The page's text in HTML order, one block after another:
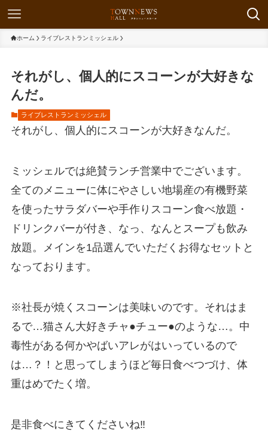
ホーム ライブレストランミッシェル
それがし、個人的にスコーンが大好きな
んだ。
ライブレストランミッシェル
それがし、個人的にスコーンが大好きなんだ。
ミッシェルでは絶賛ランチ営業中でございます。
全てのメニューに体にやさしい地場産の有機野菜
を使ったサラダバーや手作りスコーン食べ放題・
ドリンクバーが付き、なっ、なんとスープも飲み
放題。メインを1品選んでいただくお得なセットと
なっております。
※社長が焼くスコーンは美味いのです。それはま
るで…猫さん大好きチャ●チュー●のような…。中
毒性がある何かやばいアレがはいっているので
は…？！と思ってしまうほど毎日食べつづけ、体
重はめでたく増。
是非食べにきてくださいね‼